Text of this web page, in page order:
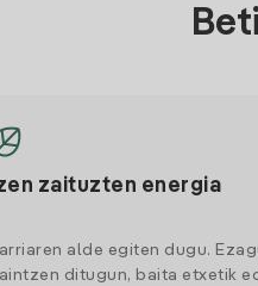
zaituzten energia
alde egiten dugu.
ditugun, baita etxetik